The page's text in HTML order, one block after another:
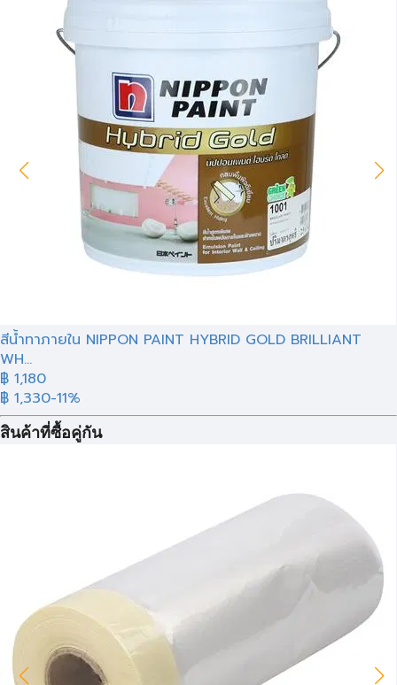
สีน้ำทาภายใน NIPPON PAINT HYBRID GOLD BRILLIANT
WH...
฿ 1,180
฿ 1,330-11%
สินค้าที่ซื้อคู่กัน